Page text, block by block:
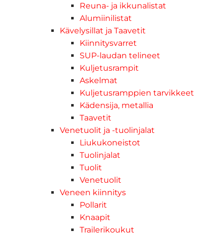
Reuna- ja ikkunalistat
Alumiinilistat
Kävelysillat ja Taavetit
Kiinnitysvarret
SUP-laudan telineet
Kuljetusrampit
Askelmat
Kuljetusramppien tarvikkeet
Kädensija, metallia
Taavetit
Venetuolit ja -tuolinjalat
Liukukoneistot
Tuolinjalat
Tuolit
Venetuolit
Veneen kiinnitys
Pollarit
Knaapit
Trailerikoukut